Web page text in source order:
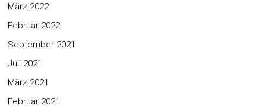
März 2022
Februar 2022
September 2021
Juli 2021
März 2021
Februar 2021